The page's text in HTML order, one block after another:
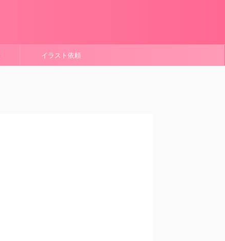
イラスト依頼